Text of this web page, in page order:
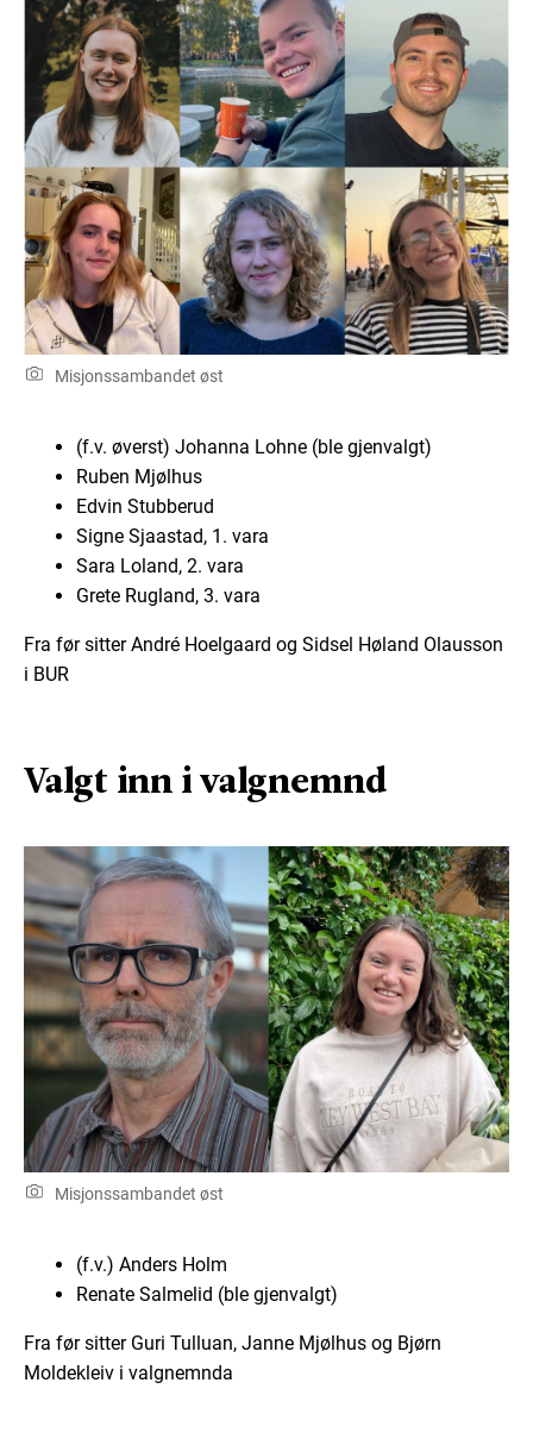
Misjonssambandet øst
(f.v. øverst) Johanna Lohne (ble gjenvalgt)
Ruben Mjølhus
Edvin Stubberud
Signe Sjaastad, 1. vara
Sara Loland, 2. vara
Grete Rugland, 3. vara
Fra før sitter André Hoelgaard og Sidsel Høland Olausson
i BUR
Valgt inn i valgnemnd
Misjonssambandet øst
(f.v.) Anders Holm
Renate Salmelid (ble gjenvalgt)
Fra før sitter Guri Tulluan, Janne Mjølhus og Bjørn
Moldekleiv i valgnemnda